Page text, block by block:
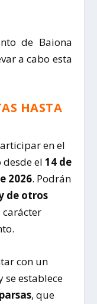
de Baiona
a cabo esta
HASTA
en el
desde el14 de
2026. Podrán
de otros
carácter
con un
se establece
, que